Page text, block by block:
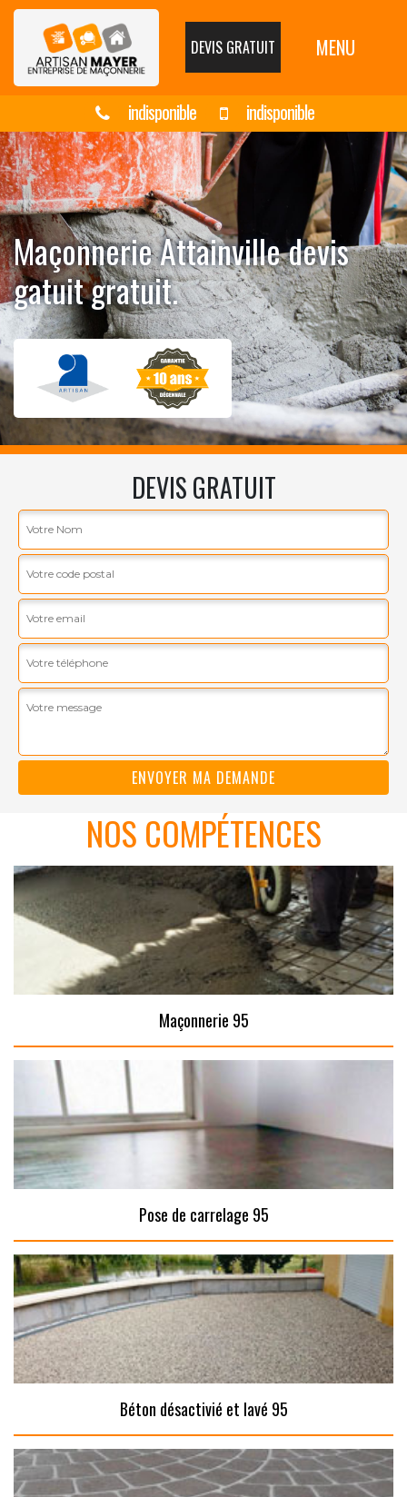
DEVIS GRATUIT MENU
indisponible indisponible
Maçonnerie Attainville devis
gatuit gratuit.
DEVIS GRATUIT
NOS COMPÉTENCES
Maçonnerie 95
Pose de carrelage 95
Béton désactivié et lavé 95